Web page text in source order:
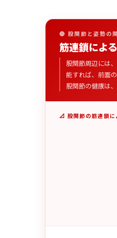
🔴 股関節と姿勢の
筋連鎖によ
股関節周辺には
能すれば、前面
股関節の健康は
📐 股関節の筋連鎖